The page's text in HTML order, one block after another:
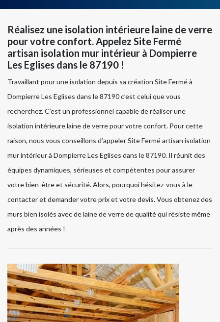
Réalisez une isolation intérieure laine de verre
pour votre confort. Appelez Site Fermé
artisan isolation mur intérieur à Dompierre
Les Eglises dans le 87190 !
Travaillant pour une isolation depuis sa création Site Fermé à
Dompierre Les Eglises dans le 87190 c’est celui que vous
recherchez. C’est un professionnel capable de réaliser une
isolation intérieure laine de verre pour votre confort. Pour cette
raison, nous vous conseillons d’appeler Site Fermé artisan isolation
mur intérieur à Dompierre Les Eglises dans le 87190. Il réunit des
équipes dynamiques, sérieuses et compétentes pour assurer
votre bien-être et sécurité. Alors, pourquoi hésitez-vous à le
contacter et demander votre prix et votre devis. Vous obtenez des
murs bien isolés avec de laine de verre de qualité qui résiste même
après des années !